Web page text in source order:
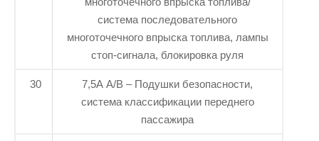
система последовательного
многоточечного впрыска топлива, лампы
стоп-сигнала, блокировка руля
30
7,5A A/B – Подушки безопасности,
система классификации переднего
пассажира